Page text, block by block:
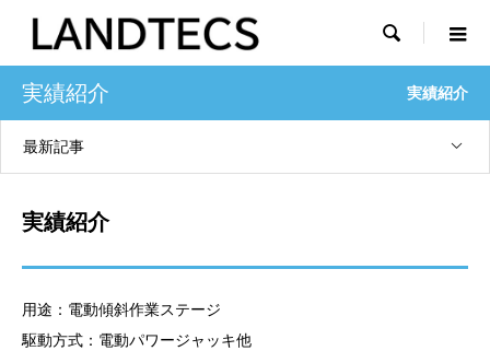

実績紹介 実績紹介
最新記事
実績紹介
用途：電動傾斜作業ステージ
駆動方式：電動パワージャッキ他